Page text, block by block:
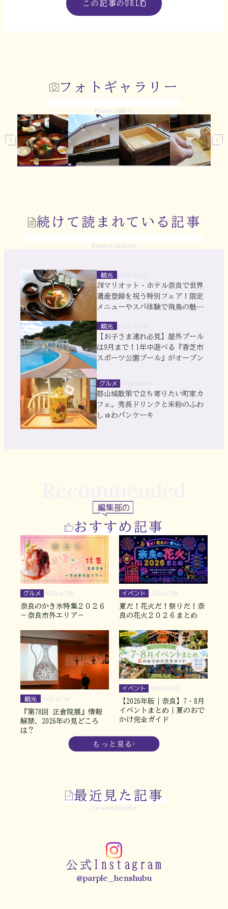
この記事のURL
フォトギャラリー
Photo Gallery
続けて読まれている記事
Related Articles
観光
JWマリオット・ホテル奈良で世界
遺産登録を祝う特別フェア！限定
メニューやスパ体験で飛鳥の魅力
観光
【お子さま連れ必見】屋外プール
は9月まで！1年中遊べる『香芝市
スポーツ公園プール』がオープン
グルメ
郡山城散策で立ち寄りたい町家カ
フェ。秀長ドリンクと米粉のふわ
しゅわパンケーキ
編集部の
おすすめ記事
グルメ 2026.07.25
奈良のかき氷特集２０２６
－奈良市外エリア－
イベント 2026.07.19
夏だ！花火だ！祭りだ！奈
良の花火２０２６まとめ
観光 2026.07.14
『第78回 正倉院展』情報
解禁、2026年の見どころ
は？
イベント 2026.07.03
【2026年版｜奈良】7・8月
イベントまとめ｜夏のおで
かけ完全ガイド
もっと見る
最近見た記事
Viewed Articles
公式Instagram
@parple_henshubu